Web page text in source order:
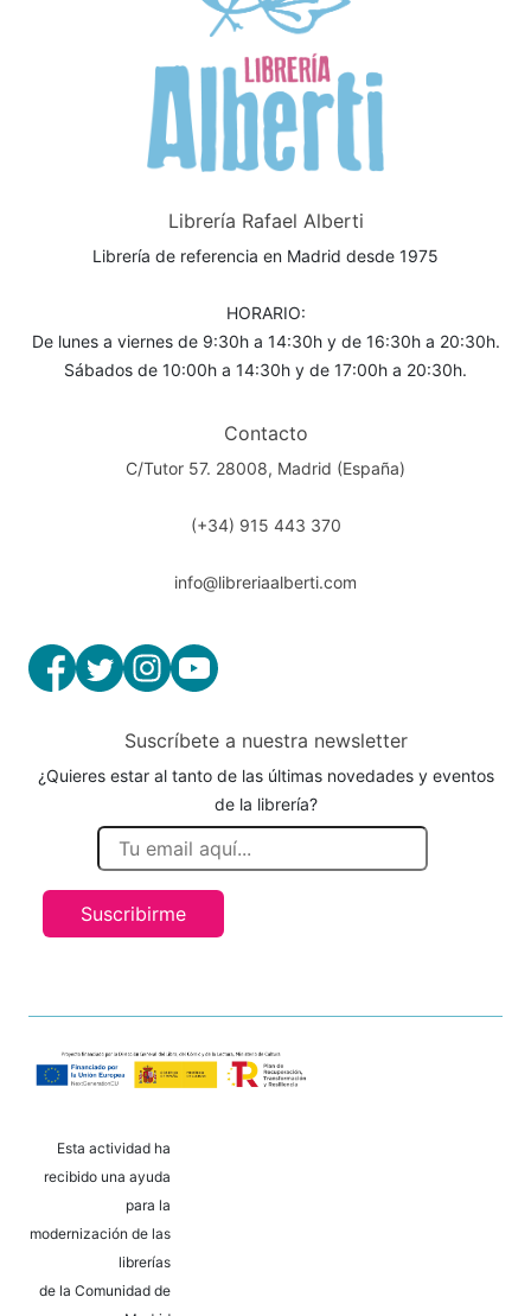
Librería Rafael Alberti
Librería de referencia en Madrid desde 1975
HORARIO:
De lunes a viernes de 9:30h a 14:30h y de 16:30h a 20:30h.
Sábados de 10:00h a 14:30h y de 17:00h a 20:30h.
Contacto
C/Tutor 57. 28008, Madrid (España)
(+34) 915 443 370
info@libreriaalberti.com
Suscríbete a nuestra newsletter
¿Quieres estar al tanto de las últimas novedades y eventos
de la librería?
Suscribirme
Esta actividad ha
recibido una ayuda
para la
modernización de las
librerías
de la Comunidad de